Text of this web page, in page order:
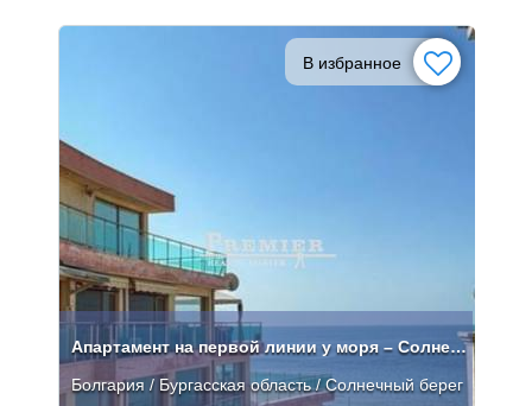
В избранное
Апартамент на первой линии у моря – Солнечный берег
Болгария / Бургасская область / Солнечный берег